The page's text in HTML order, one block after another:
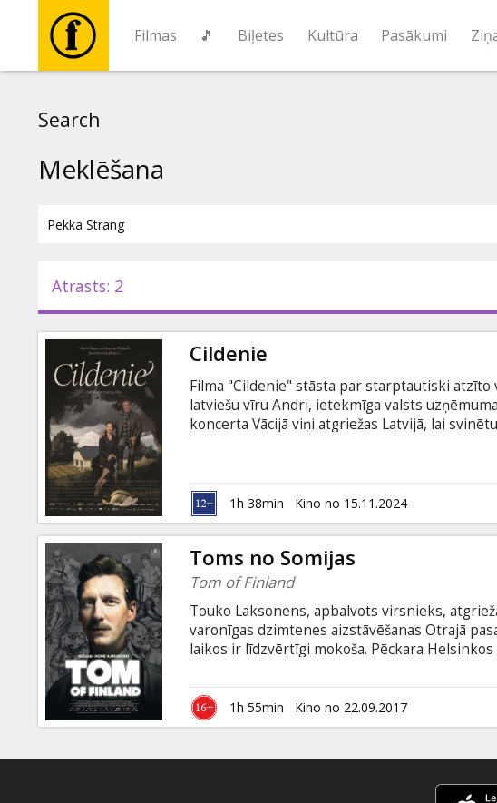
Filmas 🎵 Biļetes Kultūra Pasākumi
Pasākumi
Ziņas
Dāvanu
kartes
Uzkodas
B2B
Kino
Klubs
Search
Meklēšana
Atrasts: 2
Cildenie
Filma "Cildenie" stāsta par starptautiski atzīto
latviešu vīru Andri, ietekmīga valsts
koncerta Vācijā viņi atgriežas Latvijā, lai
reputāciju un tā ietekmi uz viņas mūziķes
valodā ar subtitriem latviešu un angļu valodā.
1h 38min Kino no 15.11.2024
Toms no Somijas
Tom of Finland
Touko Laksonens, apbalvots virsnieks,
varonīgas dzimtenes aizstāvēšanas Otrajā
laikos ir līdzvērtīgi mokoša. Pēckara
patveras savā mākslā un zīmē muskuļotus
homoerotiskās ainās. Viņa darbs, kas kļuvis
kļuva par vīriešu paaudzes emblēmu un
1h 55min Kino no 22.09.2017